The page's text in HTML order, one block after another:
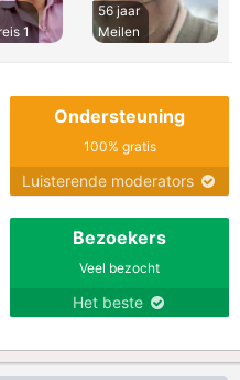
1
56 jaar
Meilen
Ondersteuning
100% gratis
Luisterende moderators
Bezoekers
Veel bezocht
Het beste